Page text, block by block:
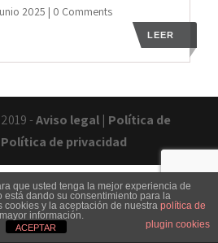
2025 | 0 Comments
LEER
-Aviso legal | Política de
Política de privacidad
sociales Contacto
que usted tenga la mejor experiencia de
dando su consentimiento para la
y la aceptación de nuestra política de
información.
plugin cookies
ACEPTAR